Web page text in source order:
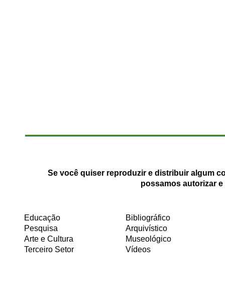
Se você quiser reproduzir e distribuir algum
possamos autorizar
Educação
Pesquisa
Arte e Cultura
Terceiro Setor
Bibliográfico
Arquivístico
Museológico
Vídeos